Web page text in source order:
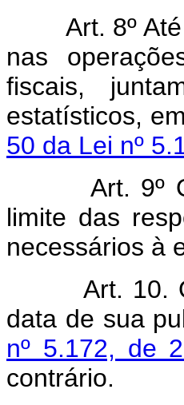
Art. 8º Até
nas
fiscais,
estatísticos,
50 da Lei nº
Art. 9º Os
limite das
necessários à
Art. 10.
data de sua
nº 5.172, de
contrário.